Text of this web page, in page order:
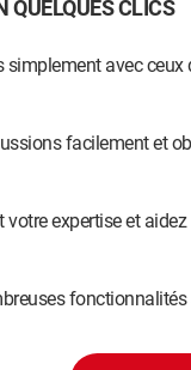
QUELQUES CLICS
simplement avec
facilement et
votre expertise et